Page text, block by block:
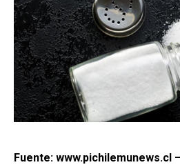
Fuente: www.pichilemunews.cl